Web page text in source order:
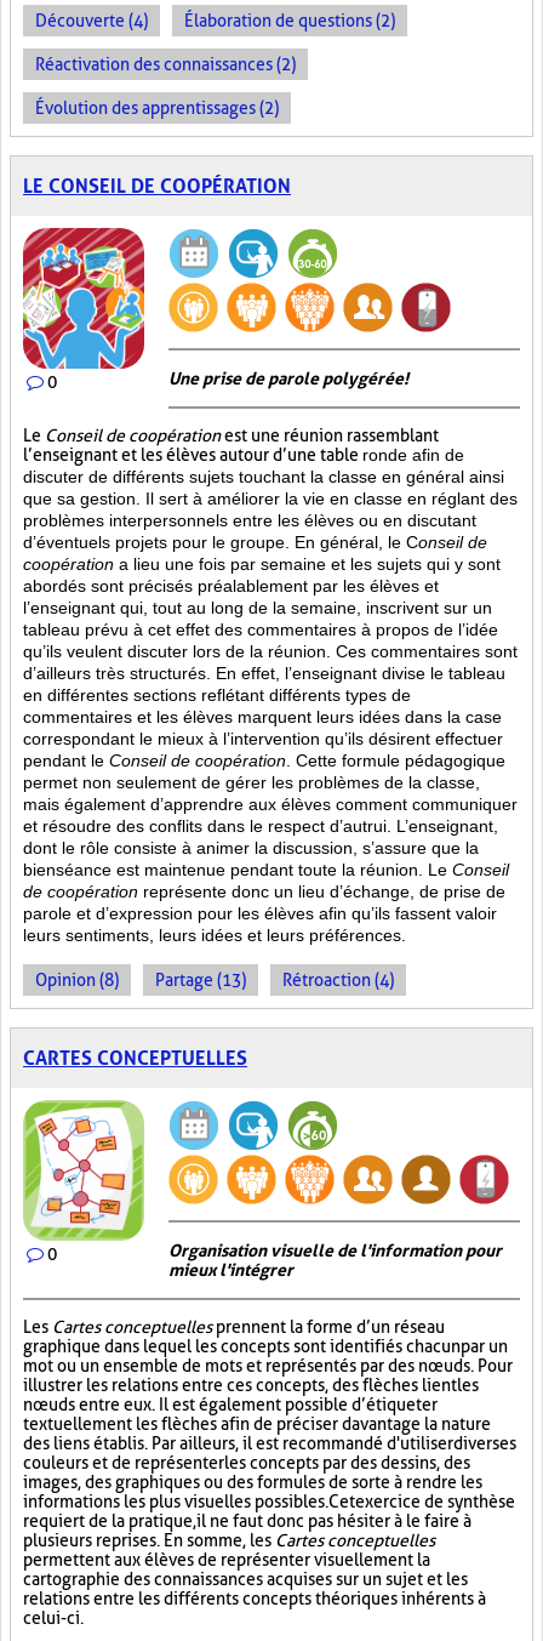
Découverte (4) Élaboration de questions (2)
Réactivation des connaissances (2)
Évolution des apprentissages (2)
LE CONSEIL DE COOPÉRATION
0 Une prise de parole polygérée!
Le Conseil de coopérationest une réunion rassemblant
l’enseignant et les élèves autour d’une table ronde afin de
discuter de différents sujets touchant la classe en général ainsi
que sa gestion. Il sert à améliorer la vie en classe en réglant des
problèmes interpersonnels entre les élèves ou en discutant
d’éventuels projets pour le groupe. En général, le Conseil de
coopération a lieu une fois par semaine et les sujets qui y sont
abordés sont précisés préalablement par les élèves et
l’enseignant qui, tout au long de la semaine, inscrivent sur un
tableau prévu à cet effet des commentaires à propos de l’idée
qu’ils veulent discuter lors de la réunion. Ces commentaires sont
d’ailleurs très structurés. En effet, l’enseignant divise le tableau
en différentes sections reflétant différents types de
commentaires et les élèves marquent leurs idées dans la case
correspondant le mieux à l’intervention qu’ils désirent effectuer
pendant le Conseil de coopération . Cette formule pédagogique
permet non seulement de gérer les problèmes de la classe,
mais également d’apprendre aux élèves comment communiquer
et résoudre des conflits dans le respect d’autrui. L’enseignant,
dont le rôle consiste à animer la discussion, s’assure que la
bienséance est maintenue pendant toute la réunion. Le Conseil
de coopération représente donc un lieu d’échange, de prise de
parole et d’expression pour les élèves afin qu’ils fassent valoir
leurs sentiments, leurs idées et leurs préférences.
Opinion (8) Partage (13) Rétroaction (4)
CARTES CONCEPTUELLES
0
Organisation visuelle de l'information pour
mieux l'intégrer
Les Cartes conceptuellesprennent la forme d’un réseau
graphique dans lequel les concepts sont identifiés chacun par un
mot ou un ensemble de mots et représentés par des nœuds. Pour
illustrer les relations entre ces concepts, des flèches lient les
nœuds entre eux. Il est également possible d’étiqueter
textuellement les flèches afin de préciser davantage la nature
des liens établis. Par ailleurs, il est recommandé d'utiliser diverses
couleurs et de représenter les concepts par des dessins, des
images, des graphiques ou des formules de sorte à rendre les
informations les plus visuelles possibles. Cet exercice de synthèse
requiert de la pratique, il ne faut donc pas hésiter à le faire à
plusieurs reprises. En somme, les Cartes conceptuelles
permettent aux élèves de représenter visuellement la
cartographie des connaissances acquises sur un sujet et les
relations entre les différents concepts théoriques inhérents à
celui-ci.